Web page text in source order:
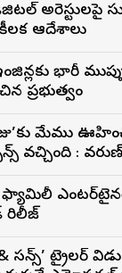
అరెస్టులపై
ఆదేశాలు
భారీ
ప్రభుత్వం
మేము
వచ్చింది :
రిలీజ్
సన్స్’ ట్రైలర్